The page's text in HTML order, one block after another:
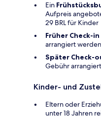
Ein
Aufpreis
29 BRL für Kinder
Früher Check-in
arrangiert
Später Check-
Gebühr
Kinder- und
Eltern oder
unter 18 Jahren